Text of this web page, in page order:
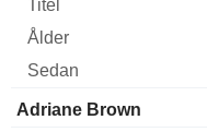
Adriane Brown